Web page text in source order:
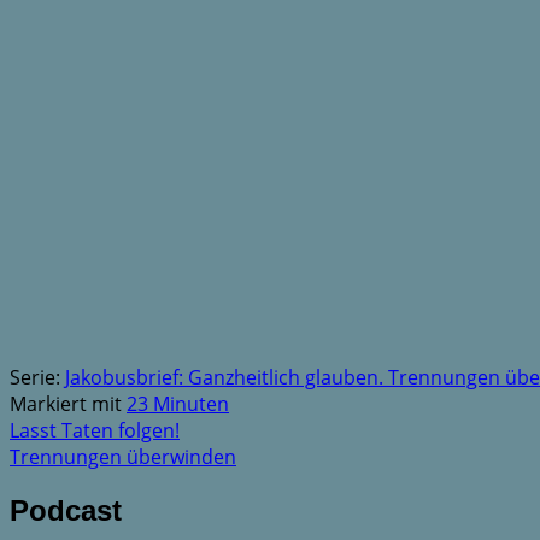
Serie: Jakobusbrief: Ganzheitlich glauben. Trennungen
Markiert mit23 Minuten
Lasst Taten folgen!
Trennungen überwinden
Podcast